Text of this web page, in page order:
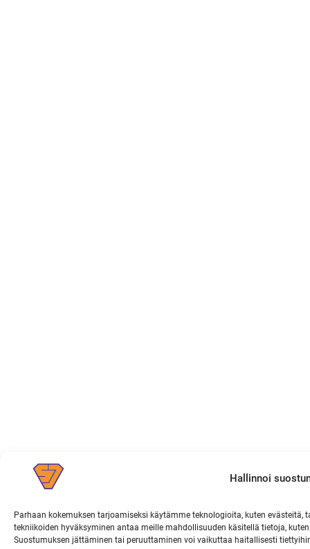
Hallinnoi
Parhaan kokemuksen tarjoamiseksi käytämme teknologioita, kuten
tekniikoiden hyväksyminen antaa meille mahdollisuuden käsitellä tietoja,
Suostumuksen jättäminen tai peruuttaminen voi vaikuttaa haitallisesti